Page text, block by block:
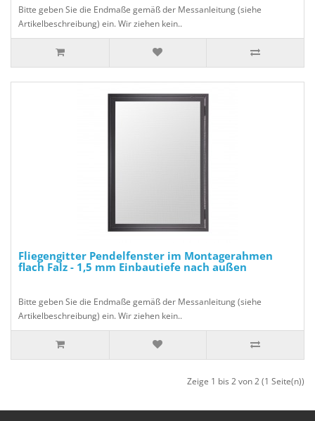
Bitte geben Sie die Endmaße gemäß der Messanleitung (siehe
Artikelbeschreibung) ein. Wir ziehen kein..
Fliegengitter Pendelfenster im Montagerahmen
flach Falz - 1,5 mm Einbautiefe nach außen
Bitte geben Sie die Endmaße gemäß der Messanleitung (siehe
Artikelbeschreibung) ein. Wir ziehen kein..
Zeige 1 bis 2 von 2 (1 Seite(n))